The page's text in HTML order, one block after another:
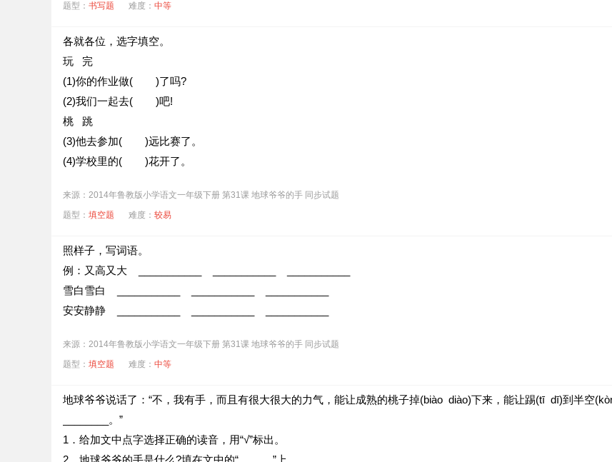
题型： 书写题 难度： 中等
各就各位，选字填空。
玩 完
(1)你的作业做( )了吗?
(2)我们一起去( )吧!
桃 跳
(3)他去参加( )远比赛了。
(4)学校里的( )花开了。
来源：2014年鲁教版小学语文一年级下册 第31课 地球爷爷的手 同步试题
题型： 填空题 难度： 较易
照样子，写词语。
例：又高又大 ___________ ___________ ___________
雪白雪白 ___________ ___________ ___________
安安静静 ___________ ___________ ___________
来源：2014年鲁教版小学语文一年级下册 第31课 地球爷爷的手 同步试题
题型： 填空题 难度： 中等
地球爷爷说话了：“不，我有手，而且有很大很大的力气，能让成熟的桃子掉(biào diào)下来，能让踢(tī dī)到半空
________。”
1．给加文中点字选择正确的读音，用“√”标出。
2．地球爷爷的手是什么?填在文中的“______”上。